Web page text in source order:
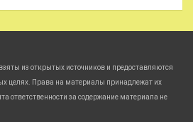
из открытых источников и предоставляются
целях. Права на материалы принадлежат их
ответственности за содержание материала не